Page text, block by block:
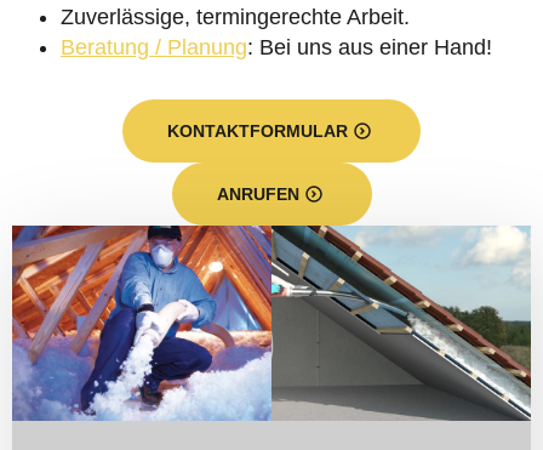
Zuverlässige, termingerechte Arbeit.
Beratung / Planung: Bei uns aus einer Hand!
KONTAKTFORMULAR
ANRUFEN